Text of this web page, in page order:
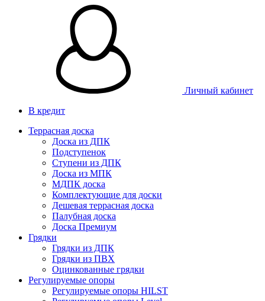
Личный кабинет
В кредит
Террасная доска
Доска из ДПК
Подступенок
Ступени из ДПК
Доска из МПК
МДПК доска
Комплектующие для доски
Дешевая террасная доска
Палубная доска
Доска Премиум
Грядки
Грядки из ДПК
Грядки из ПВХ
Оцинкованные грядки
Регулируемые опоры
Регулируемые опоры HILST